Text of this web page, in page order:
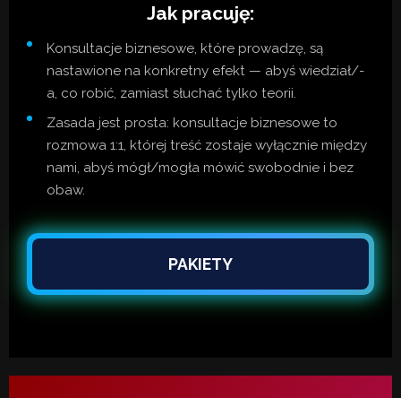
Jak pracuję:
Konsultacje biznesowe, które prowadzę, są
nastawione na konkretny efekt — abyś wiedział/-
a, co robić, zamiast słuchać tylko teorii.
Zasada jest prosta: konsultacje biznesowe to
rozmowa 1:1, której treść zostaje wyłącznie między
nami, abyś mógł/mogła mówić swobodnie i bez
obaw.
PAKIETY